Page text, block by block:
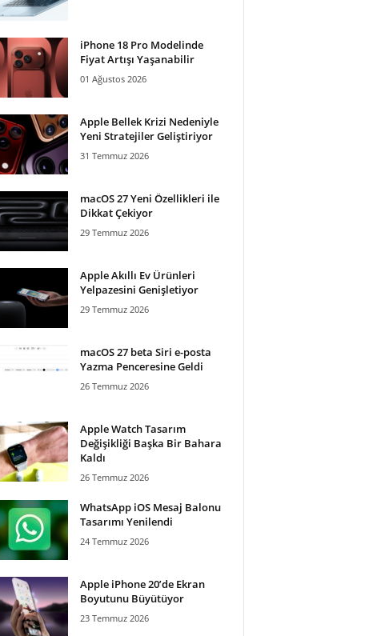
iPhone 18 Pro Modelinde
Fiyat Artışı Yaşanabilir
01 Ağustos 2026
Apple Bellek Krizi Nedeniyle
Yeni Stratejiler Geliştiriyor
31 Temmuz 2026
macOS 27 Yeni Özellikleri ile
Dikkat Çekiyor
29 Temmuz 2026
Apple Akıllı Ev Ürünleri
Yelpazesini Genişletiyor
29 Temmuz 2026
macOS 27 beta Siri e-posta
Yazma Penceresine Geldi
26 Temmuz 2026
Apple Watch Tasarım
Değişikliği Başka Bir Bahara
Kaldı
26 Temmuz 2026
WhatsApp iOS Mesaj Balonu
Tasarımı Yenilendi
24 Temmuz 2026
Apple iPhone 20’de Ekran
Boyutunu Büyütüyor
23 Temmuz 2026